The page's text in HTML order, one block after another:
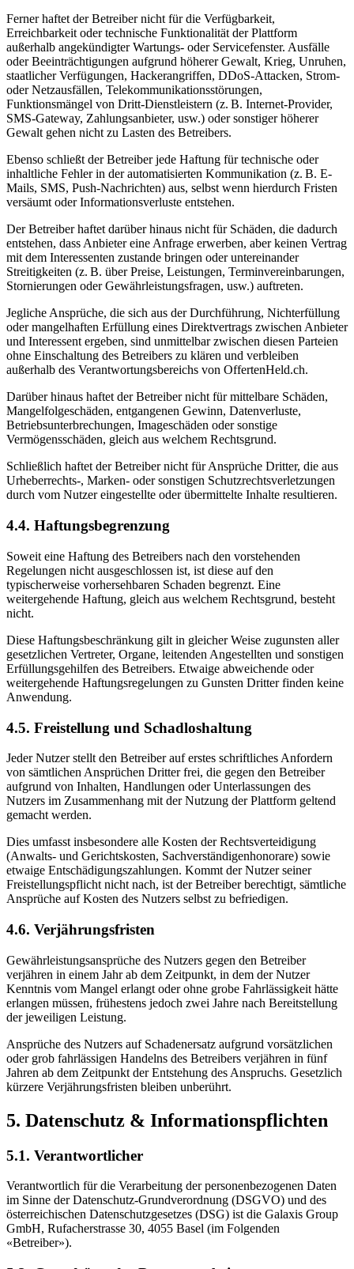
Ferner haftet der Betreiber nicht für die Verfügbarkeit,
Erreichbarkeit oder technische Funktionalität der Plattform
außerhalb angekündigter Wartungs- oder Servicefenster. Ausfälle
oder Beeinträchtigungen aufgrund höherer Gewalt, Krieg, Unruhen,
staatlicher Verfügungen, Hackerangriffen, DDoS-Attacken, Strom-
oder Netzausfällen, Telekommunikationsstörungen,
Funktionsmängel von Dritt-Dienstleistern (z. B. Internet-Provider,
SMS-Gateway, Zahlungsanbieter, usw.) oder sonstiger höherer
Gewalt gehen nicht zu Lasten des Betreibers.
Ebenso schließt der Betreiber jede Haftung für technische oder
inhaltliche Fehler in der automatisierten Kommunikation (z. B. E-
Mails, SMS, Push-Nachrichten) aus, selbst wenn hierdurch Fristen
versäumt oder Informationsverluste entstehen.
Der Betreiber haftet darüber hinaus nicht für Schäden, die dadurch
entstehen, dass Anbieter eine Anfrage erwerben, aber keinen Vertrag
mit dem Interessenten zustande bringen oder untereinander
Streitigkeiten (z. B. über Preise, Leistungen, Terminvereinbarungen,
Stornierungen oder Gewährleistungsfragen, usw.) auftreten.
Jegliche Ansprüche, die sich aus der Durchführung, Nichterfüllung
oder mangelhaften Erfüllung eines Direktvertrags zwischen Anbieter
und Interessent ergeben, sind unmittelbar zwischen diesen Parteien
ohne Einschaltung des Betreibers zu klären und verbleiben
außerhalb des Verantwortungsbereichs von OffertenHeld.ch.
Darüber hinaus haftet der Betreiber nicht für mittelbare Schäden,
Mangelfolgeschäden, entgangenen Gewinn, Datenverluste,
Betriebsunterbrechungen, Imageschäden oder sonstige
Vermögensschäden, gleich aus welchem Rechtsgrund.
Schließlich haftet der Betreiber nicht für Ansprüche Dritter, die aus
Urheberrechts-, Marken- oder sonstigen Schutzrechtsverletzungen
durch vom Nutzer eingestellte oder übermittelte Inhalte resultieren.
4.4. Haftungsbegrenzung
Soweit eine Haftung des Betreibers nach den vorstehenden
Regelungen nicht ausgeschlossen ist, ist diese auf den
typischerweise vorhersehbaren Schaden begrenzt. Eine
weitergehende Haftung, gleich aus welchem Rechtsgrund, besteht
nicht.
Diese Haftungsbeschränkung gilt in gleicher Weise zugunsten aller
gesetzlichen Vertreter, Organe, leitenden Angestellten und sonstigen
Erfüllungsgehilfen des Betreibers. Etwaige abweichende oder
weitergehende Haftungsregelungen zu Gunsten Dritter finden keine
Anwendung.
4.5. Freistellung und Schadloshaltung
Jeder Nutzer stellt den Betreiber auf erstes schriftliches Anfordern
von sämtlichen Ansprüchen Dritter frei, die gegen den Betreiber
aufgrund von Inhalten, Handlungen oder Unterlassungen des
Nutzers im Zusammenhang mit der Nutzung der Plattform geltend
gemacht werden.
Dies umfasst insbesondere alle Kosten der Rechtsverteidigung
(Anwalts- und Gerichtskosten, Sachverständigenhonorare) sowie
etwaige Entschädigungszahlungen. Kommt der Nutzer seiner
Freistellungspflicht nicht nach, ist der Betreiber berechtigt, sämtliche
Ansprüche auf Kosten des Nutzers selbst zu befriedigen.
4.6. Verjährungsfristen
Gewährleistungsansprüche des Nutzers gegen den Betreiber
verjähren in einem Jahr ab dem Zeitpunkt, in dem der Nutzer
Kenntnis vom Mangel erlangt oder ohne grobe Fahrlässigkeit hätte
erlangen müssen, frühestens jedoch zwei Jahre nach Bereitstellung
der jeweiligen Leistung.
Ansprüche des Nutzers auf Schadenersatz aufgrund vorsätzlichen
oder grob fahrlässigen Handelns des Betreibers verjähren in fünf
Jahren ab dem Zeitpunkt der Entstehung des Anspruchs. Gesetzlich
kürzere Verjährungsfristen bleiben unberührt.
5. Datenschutz & Informationspflichten
5.1. Verantwortlicher
Verantwortlich für die Verarbeitung der personenbezogenen Daten
im Sinne der Datenschutz-Grundverordnung (DSGVO) und des
österreichischen Datenschutzgesetzes (DSG) ist die Galaxis Group
GmbH, Rufacherstrasse 30, 4055 Basel (im Folgenden
«Betreiber»).